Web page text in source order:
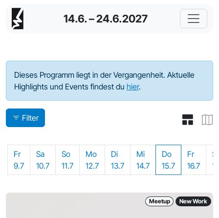
14.6. – 24.6.2027
Programm - 2021
Dieses Programm liegt in der Vergangenheit. Aktuelle
Highlights und Events findest du hier.
Filter
Fr
9.7
Sa
10.7
So
11.7
Mo
12.7
Di
13.7
Mi
14.7
Do
15.7
Fr
16.7
Meetup New Work